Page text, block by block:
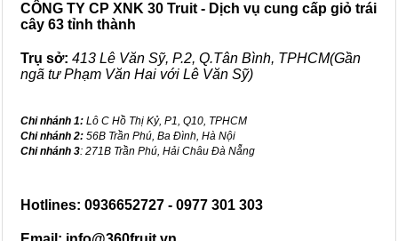
CÔNG TY CP XNK 30 Truit - Dịch vụ cung cấp giỏ trái
cây 63 tỉnh thành
Trụ sở: 413 Lê Văn Sỹ, P.2, Q.Tân Bình, TPHCM(Gần
ngã tư Phạm Văn Hai với Lê Văn Sỹ)
Chi nhánh 1: Lô C Hồ Thị Kỷ, P1, Q10, TPHCM
Chi nhánh 2: 56B Trần Phú, Ba Đình, Hà Nội
Chi nhánh 3: 271B Trần Phú, Hải Châu Đà Nẵng
Hotlines: 0936652727 - 0977 301 303